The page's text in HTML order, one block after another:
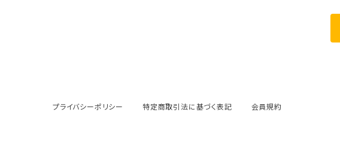
プライバシーポリシー 特定商取引法に基づく表記 会員規約